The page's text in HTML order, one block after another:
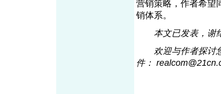
营销策略，作者希望
销体系。
本文已发表，谢
欢迎与作者探讨您
件： realcom@21cn